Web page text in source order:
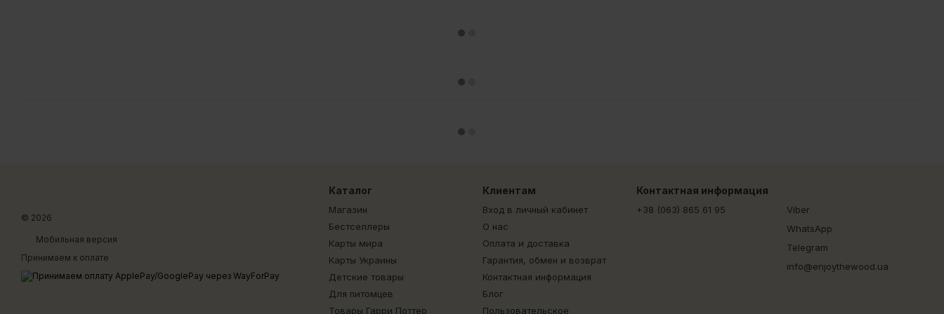
© 2026
Мобильная версия
Принимаем к оплате
Каталог
Магазин
Бестселлеры
Карты мира
Карты Украины
Детские товары
Для питомцев
Товары Гарри Поттер
Клиентам
Вход в личный кабинет
О нас
Оплата и доставка
Гарантия, обмен и возврат
Контактная информация
Блог
Пользовательское
Контактная информация
+38 (063) 865 61 95
Viber
WhatsApp
Telegram
info@enjoythewood.ua